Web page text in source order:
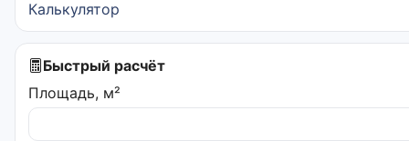
Калькулятор
Быстрый расчёт
Площадь, м²